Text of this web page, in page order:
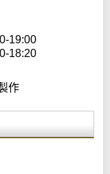
19:00
18:20
作